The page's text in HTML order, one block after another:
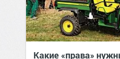
Какие «права»